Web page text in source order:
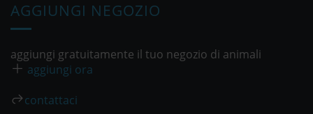
AGGIUNGI NEGOZIO
aggiungi gratuitamente il tuo negozio di animali
aggiungi ora
contattaci